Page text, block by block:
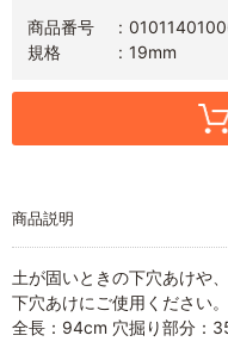
商品番号
規格
19mm
商品説明
土が固いときの下穴あけや
下穴あけにご使用ください。
全長：94cm 穴掘り部分：